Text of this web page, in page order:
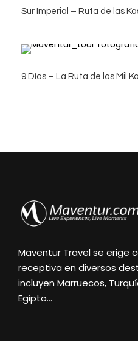
Sur Imperial – Ruta de las
9 Días – La Ruta de las Mil
Maventur Travel se erige
receptiva en diversos
incluyen Marruecos,
Egipto…